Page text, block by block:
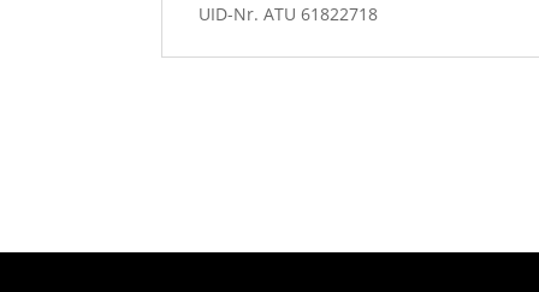
UID-Nr. ATU 61822718